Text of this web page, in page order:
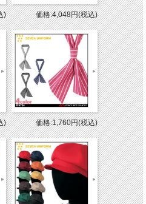
) 価格:4,048円(税込)
) 価格:1,760円(税込)